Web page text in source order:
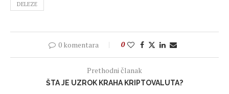
DELEZE
0 komentara 0
Prethodni članak
ŠTA JE UZROK KRAHA KRIPTOVALUTA?